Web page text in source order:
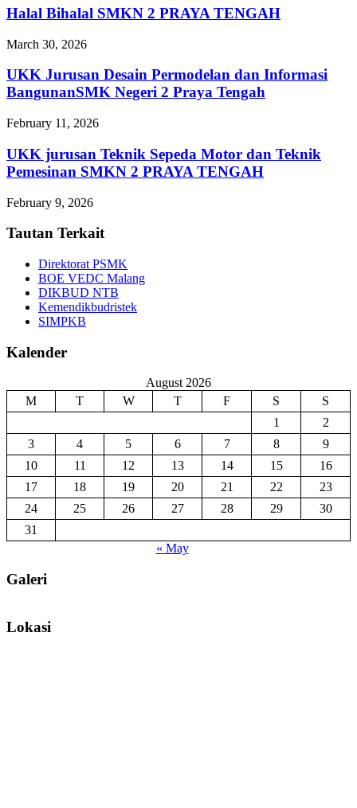
Halal Bihalal SMKN 2 PRAYA TENGAH
March 30, 2026
UKK Jurusan Desain Permodelan dan Informasi
BangunanSMK Negeri 2 Praya Tengah
February 11, 2026
UKK jurusan Teknik Sepeda Motor dan Teknik
Pemesinan SMKN 2 PRAYA TENGAH
February 9, 2026
Tautan Terkait
Direktorat PSMK
BOE VEDC Malang
DIKBUD NTB
Kemendikbudristek
SIMPKB
Kalender
August 2026
M
T W T F S
S
1
2
3
4 5 6 7 8
9
10
11 12 13 14 15
16
17
18 19 20 21 22
23
24
25 26 27 28 29
30
31
« May
Galeri
Lokasi